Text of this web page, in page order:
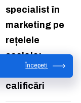
Începeți
specialist în
marketing pe
rețelele
sociale:
competențe și
calificări